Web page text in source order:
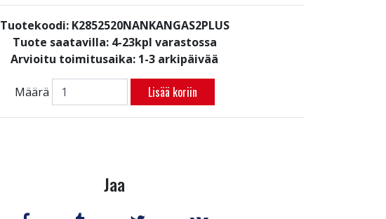
Tuotekoodi: K2852520NANKANGAS2PLUS
Tuote saatavilla: 4-23kpl varastossa
Arvioitu toimitusaika: 1-3 arkipäivää
Määrä Lisää koriin
Jaa